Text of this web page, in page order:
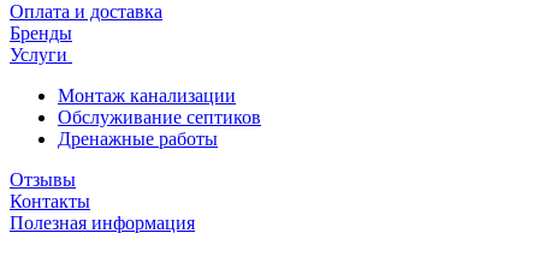
Оплата и доставка
Бренды
Услуги
Монтаж канализации
Обслуживание септиков
Дренажные работы
Отзывы
Контакты
Полезная информация